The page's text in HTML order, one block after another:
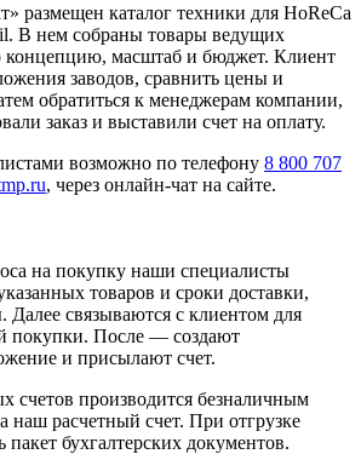
размещен каталог техники для HoReCa
В нем собраны товары ведущих
масштаб и бюджет. Клиент
заводов, сравнить цены и
обратиться к менеджерам компании,
заказ и выставили счет на оплату.
возможно по телефону 8 800 707
, через онлайн-чат на сайте.
на покупку наши специалисты
товаров и сроки доставки,
Далее связываются с клиентом для
покупки. После — создают
и присылают счет.
счетов производится безналичным
наш расчетный счет. При отгрузке
пакет бухгалтерских документов.